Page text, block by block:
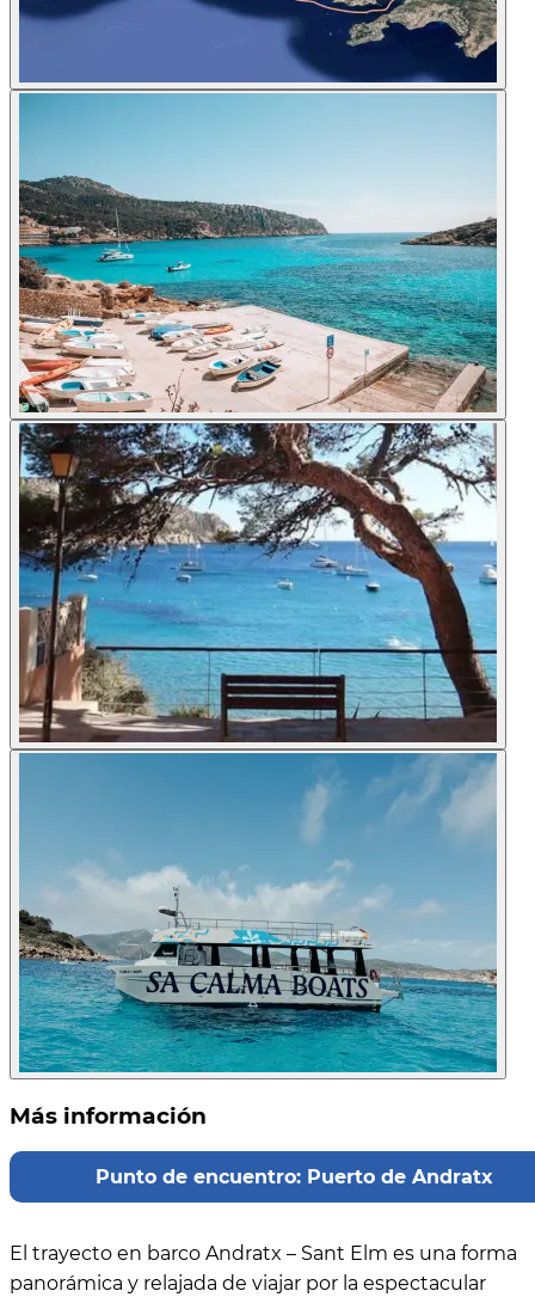
Más información
Punto de encuentro: Puerto de Andratx
El trayecto en barco Andratx – Sant Elm es una forma
panorámica y relajada de viajar por la espectacular